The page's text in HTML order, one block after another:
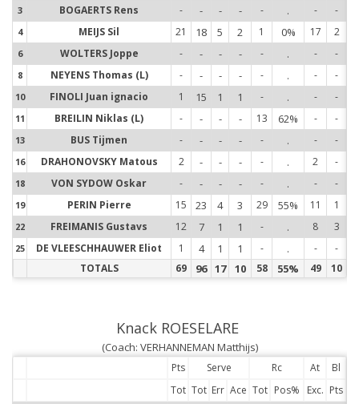
3 BOGAERTS Rens - - - - - . - -
4 MEIJS Sil 21 18 5 2 1 0% 17 2
6 WOLTERS Joppe - - - - - . - -
8 NEYENS Thomas (L) - - - - - . - -
10 FINOLI Juan ignacio 1 15 1 1 - . - -
11 BREILIN Niklas (L) - - - - 13 62% - -
13 BUS Tijmen - - - - - . - -
16 DRAHONOVSKY Matous 2 - - - - . 2 -
18 VON SYDOW Oskar - - - - - . - -
19 PERIN Pierre 15 23 4 3 29 55% 11 1
22 FREIMANIS Gustavs 12 7 1 1 - . 8 3
25 DE VLEESCHHAUWER Eliot 1 4 1 1 - . -
-
TOTALS
69 96 17 10 58 55% 49 10
Knack ROESELARE
(Coach: VERHANNEMAN Matthijs)
Pts Serve Rc At
Bl
Tot Tot Err Ace Tot Pos% Exc. Pts